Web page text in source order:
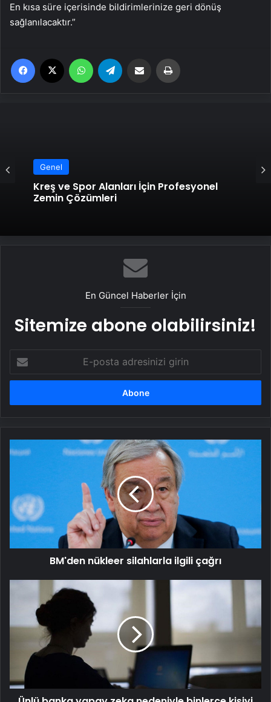
En kısa süre içerisinde bildirimlerinize geri dönüş
sağlanılacaktır.”
Facebook WhatsApp Email'den paylaş
Genel
Kreş ve Spor Alanları İçin Profesyonel
Zemin Çözümleri
En Güncel Haberler İçin
Sitemize abone olabilirsiniz!
posta
adresinizi
nükleer
çağrı
BM'den nükleer silahlarla ilgili çağrı
zeka
nedeniyle
binlerce
işten
çıkartacak